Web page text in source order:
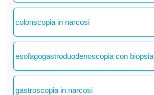
colonscopia in narcosi
esofagogastroduodenoscopia con biopsia
gastroscopia in narcosi